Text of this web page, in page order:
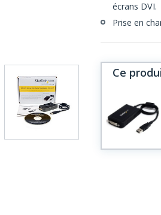
écrans DVI.
Prise en
Ce